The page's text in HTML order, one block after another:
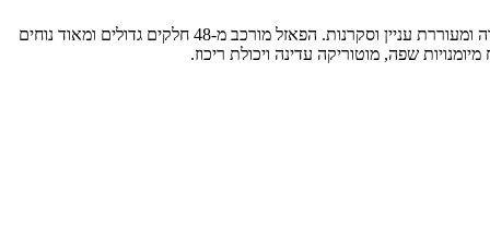
פאזל רצפה ענק ABC הוא הדרך המושלמת ללימוד אותיות ה-ABC בצורה מהנה ויצירתית. כל אות באנגלית מלווה בתמונה תואמת שמחזקת את הלמידה ומעוררת עניין וסקרנות. הפאזל מורכב מ-48 חלקים גדולים ומאוד נוחים
שפה, מוטוריקה עדינה ויכולת ריכוז.